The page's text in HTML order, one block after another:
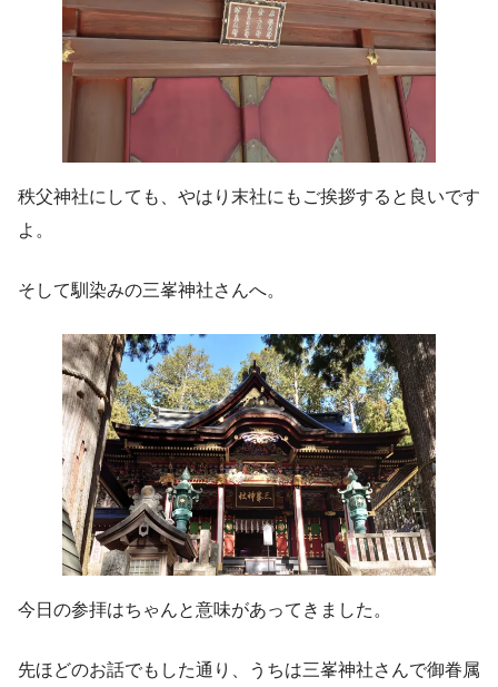
秩父神社にしても、やはり末社にもご挨拶すると良いです
よ。
そして馴染みの三峯神社さんへ。
今日の参拝はちゃんと意味があってきました。
先ほどのお話でもした通り、うちは三峯神社さんで御眷属